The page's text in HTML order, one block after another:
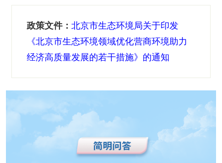
政策文件：北京市生态环境局关于印发
《北京市生态环境领域优化营商环境助力
经济高质量发展的若干措施》的通知